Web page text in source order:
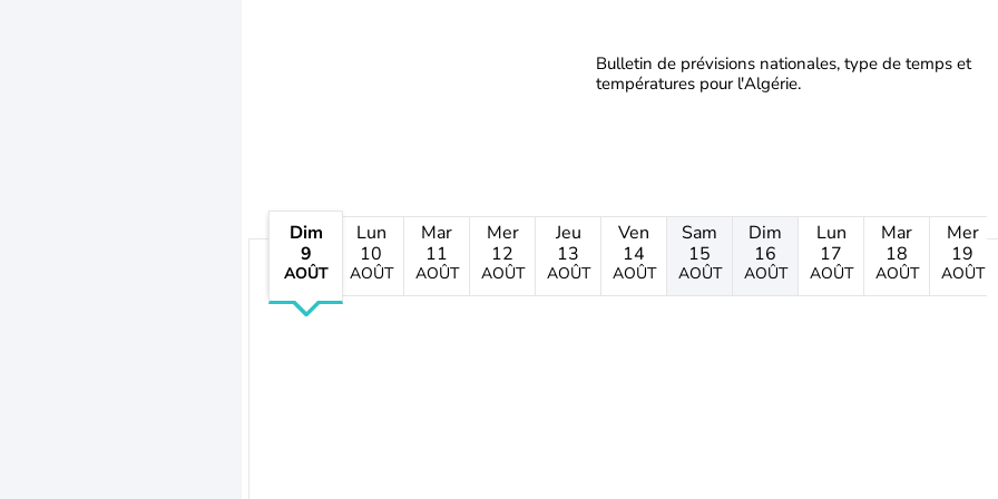
Bulletin de prévisions nationales, type de temps et
températures pour l'Algérie.
Dim
9
AOÛT
Lun
10
AOÛT
Mar
11
AOÛT
Mer
12
AOÛT
Jeu
13
AOÛT
Ven
14
AOÛT
Sam
15
AOÛT
Dim
16
AOÛT
Lun
17
AOÛT
Mar
18
AOÛT
Mer
19
AOÛT